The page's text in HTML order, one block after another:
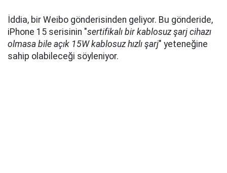
İddia, bir Weibo gönderisinden geliyor. Bu gönderide,
iPhone 15 serisinin "sertifikalı bir kablosuz şarj cihazı
olmasa bile açık 15W kablosuz hızlı şarj" yeteneğine
sahip olabileceği söyleniyor.